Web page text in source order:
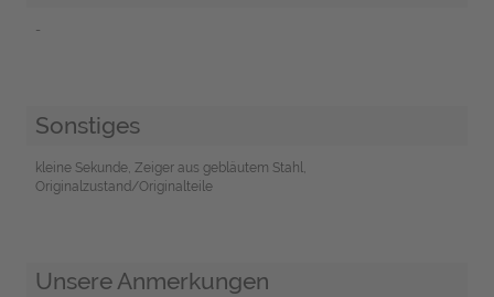
-
Sonstiges
kleine Sekunde, Zeiger aus gebläutem Stahl,
Originalzustand/Originalteile
Unsere Anmerkungen